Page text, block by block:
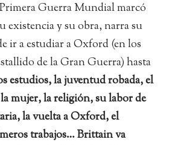
Guerra Mundial marcó
existencia y su obra, narra su
ir a estudiar a Oxford (en los
de la Gran Guerra) hasta
estudios, la juventud robada, el
mujer, la religión, su labor de
la vuelta a Oxford, el
trabajos… Brittain va